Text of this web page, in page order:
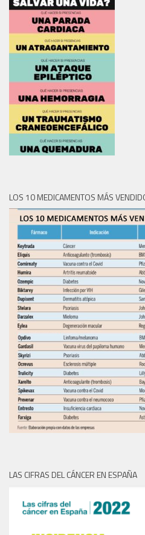
LOS 10 MEDICAMENTOS MÁS
LAS CIFRAS DEL CÁNCER EN ESPAÑA